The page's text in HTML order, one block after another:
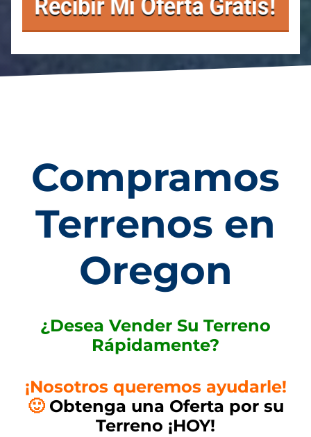
Compramos
Terrenos en
Oregon
¿Desea Vender Su Terreno
Rápidamente?
¡Nosotros queremos ayudarle!
🙂 Obtenga una Oferta por su
Terreno ¡HOY!